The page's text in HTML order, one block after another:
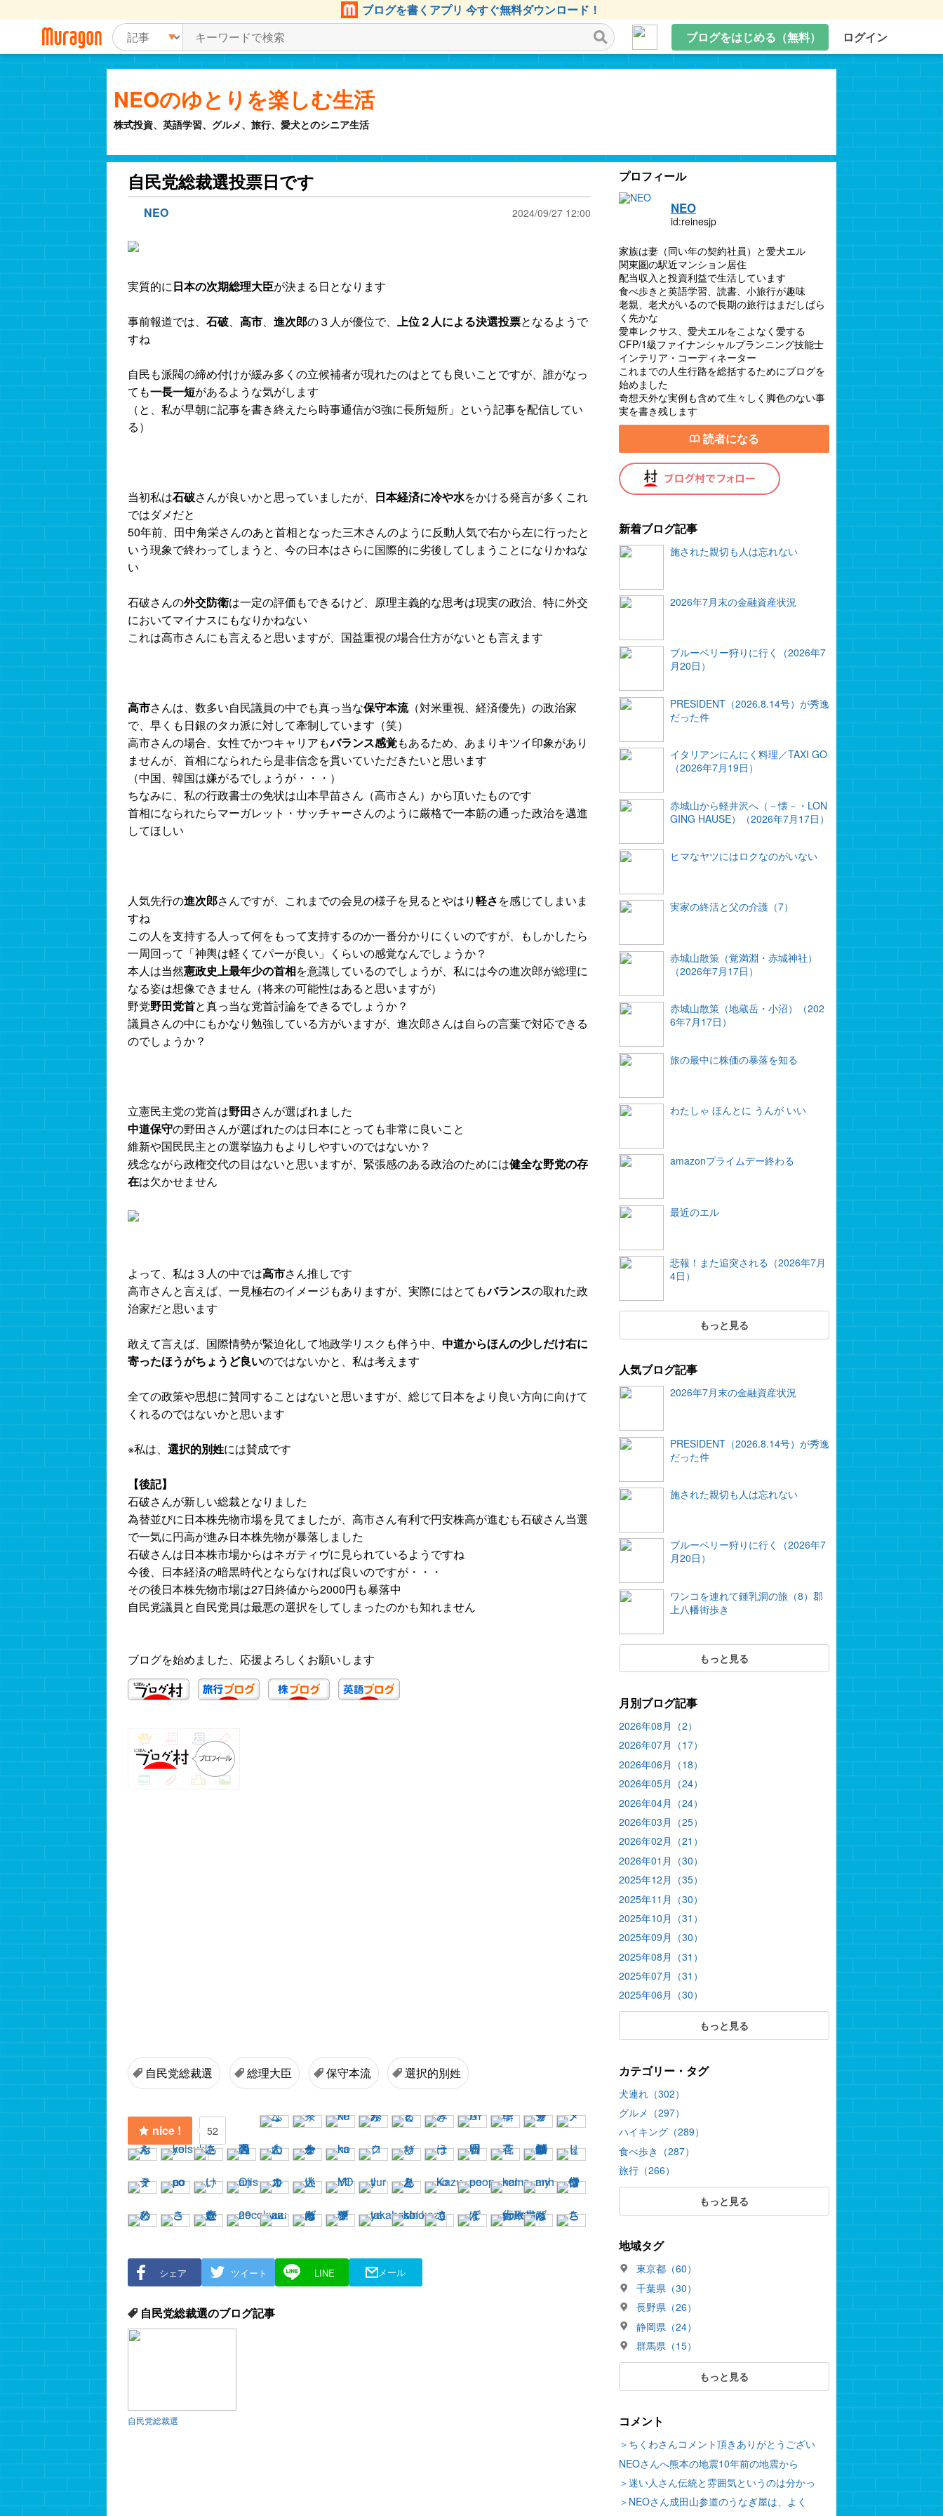
ブログを書くアプリ 今すぐ無料ダウンロード！
ブログをはじめる（無料）
ログイン
NEOのゆとりを楽しむ生活
株式投資、英語学習、グルメ、旅行、愛犬とのシニア生活
自民党総裁選投票日です
NEO 2024/09/27 12:00
実質的に日本の次期総理大臣が決まる日となります
事前報道では、 石破 高市 進次郎の３人が優位で、 上位２人による決選投票となるようで
すね
自民も派閥の締め付けが緩み多くの立候補者が現れたのはとても良いことですが、誰がなっ
ても一長一短があるような気がします
（と、私が早朝に記事を書き終えたら時事通信が3強に長所短所」という記事を配信してい
る）
当初私は石破さんが良いかと思っていましたが、 日本経済に冷や水をかける発言が多くこれ
ではダメだと
50年前、田中角栄さんのあと首相となった三木さんのように反動人気で右から左に行ったと
いう現象で終わってしまうと、今の日本はさらに国際的に劣後してしまうことになりかねな
い
石破さんの外交防衛は一定の評価もできるけど、原理主義的な思考は現実の政治、特に外交
においてマイナスにもなりかねない
これは高市さんにも言えると思いますが、国益重視の場合仕方がないとも言えます
高市さんは、数多い自民議員の中でも真っ当な保守本流（対米重視、経済優先）の政治家
で、早くも日銀のタカ派に対して牽制しています（笑）
高市さんの場合、女性でかつキャリアもバランス感覚もあるため、あまりキツイ印象があり
ませんが、首相になられたら是非信念を貫いていただきたいと思います
（中国、韓国は嫌がるでしょうが・・・）
ちなみに、私の行政書士の免状は山本早苗さん（高市さん）から頂いたものです
首相になられたらマーガレット・サッチャーさんのように厳格で一本筋の通った政治を邁進
してほしい
人気先行の進次郎さんですが、これまでの会見の様子を見るとやはり軽さを感じてしまいま
すね
この人を支持する人って何をもって支持するのか一番分かりにくいのですが、もしかしたら
一周回って「神輿は軽くてパーが良い」くらいの感覚なんでしょうか？
本人は当然憲政史上最年少の首相を意識しているのでしょうが、私には今の進次郎が総理に
なる姿は想像できません（将来の可能性はあると思いますが）
野党野田党首と真っ当な党首討論をできるでしょうか？
議員さんの中にもかなり勉強している方がいますが、進次郎さんは自らの言葉で対応できる
のでしょうか？
立憲民主党の党首は野田さんが選ばれました
中道保守の野田さんが選ばれたのは日本にとっても非常に良いこと
維新や国民民主との選挙協力もよりしやすいのではないか？
残念ながら政権交代の目はないと思いますが、緊張感のある政治のためには健全な野党の存
在は欠かせません
よって、私は３人の中では高市さん推しです
高市さんと言えば、一見極右のイメージもありますが、実際にはとてもバランスの取れた政
治家だと思います
敢えて言えば、国際情勢が緊迫化して地政学リスクも伴う中、 中道からほんの少しだけ右に
寄ったほうがちょうど良いのではないかと、私は考えます
全ての政策や思想に賛同することはないと思いますが、総じて日本をより良い方向に向けて
くれるのではないかと思います
※私は、 選択的別姓には賛成です
【後記】
石破さんが新しい総裁となりました
為替並びに日本株先物市場を見てましたが、高市さん有利で円安株高が進むも石破さん当選
で一気に円高が進み日本株先物が暴落しました
石破さんは日本株市場からはネガティヴに見られているようですね
今後、日本経済の暗黒時代とならなければ良いのですが・・・
その後日本株先物市場は27日終値から2000円も暴落中
自民党議員と自民党員は最悪の選択をしてしまったのかも知れません
ブログを始めました、応援よろしくお願いします
自民党総裁選 総理大臣 保守本流 選択的別姓
nice ! 52
シェア ツイート LINE メール
自民党総裁選のブログ記事
自民党総裁選
プロフィール
NEO
id:reinesjp
家族は妻（同い年の契約社員）と愛犬エル
関東圏の駅近マンション居住
配当収入と投資利益で生活しています
食べ歩きと英語学習、読書、小旅行が趣味
老親、老犬がいるので長期の旅行はまだしばら
く先かな
愛車レクサス、愛犬エルをこよなく愛する
CFP/1級ファイナンシャルプランニング技能士
インテリア・コーディネーター
これまでの人生行路を総括するためにブログを
始めました
奇想天外な実例も含めて生々しく脚色のない事
実を書き残します
読者になる
新着ブログ記事
施された親切も人は忘れない
2026年7月末の金融資産状況
ブルーベリー狩りに行く（2026年7
月20日）
PRESIDENT（2026.8.14号）が秀逸
だった件
イタリアンにんにく料理／TAXI GO
（2026年7月19日）
赤城山から軽井沢へ（－懐－・LON
GING HAUSE）（2026年7月17日）
ヒマなヤツにはロクなのがいない
実家の終活と父の介護（7）
赤城山散策（覚満淵・赤城神社）
（2026年7月17日）
赤城山散策（地蔵岳・小沼）（202
6年7月17日）
旅の最中に株価の暴落を知る
わたしゃ ほんとに うんが いい
amazonプライムデー終わる
最近のエル
悲報！また追突される（2026年7月
4日）
もっと見る
人気ブログ記事
2026年7月末の金融資産状況
PRESIDENT（2026.8.14号）が秀逸
だった件
施された親切も人は忘れない
ブルーベリー狩りに行く（2026年7
月20日）
ワンコを連れて鍾乳洞の旅（8）郡
上八幡街歩き
もっと見る
月別ブログ記事
2026年08月（2）
2026年07月（17）
2026年06月（18）
2026年05月（24）
2026年04月（24）
2026年03月（25）
2026年02月（21）
2026年01月（30）
2025年12月（35）
2025年11月（30）
2025年10月（31）
2025年09月（30）
2025年08月（31）
2025年07月（31）
2025年06月（30）
もっと見る
カテゴリー・タグ
犬連れ（302）
グルメ（297）
ハイキング（289）
食べ歩き（287）
旅行（266）
もっと見る
地域タグ
東京都（60）
千葉県（30）
長野県（26）
静岡県（24）
群馬県（15）
もっと見る
コメント
＞ちくわさんコメント頂きありがとうござい
NEOさんへ熊本の地震10年前の地震から
＞迷い人さん伝統と雰囲気というのは分かっ
＞NEOさん成田山参道のうなぎ屋は、よく